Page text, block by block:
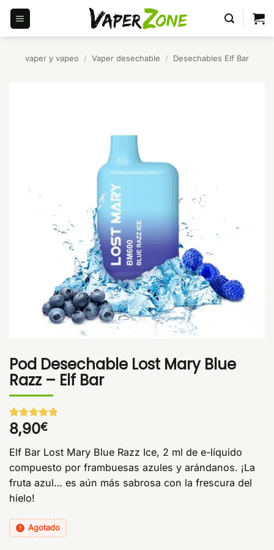
Saltar
contenido
vaper y vapeo / Vaper desechable / Desechables Elf Bar
Pod Desechable Lost Mary Blue
Razz – Elf Bar
Valorado
con5 de 5
en base a
1
valoración
de un
cliente
8,90€
Elf Bar Lost Mary Blue Razz Ice, 2 ml de e-líquido
compuesto por frambuesas azules y arándanos. ¡La
fruta azul… es aún más sabrosa con la frescura del
hielo!
Agotado